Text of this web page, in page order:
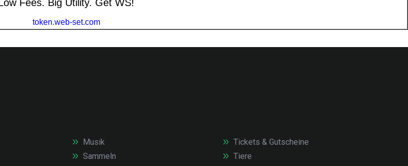
Musik
Sammeln
Tickets & Gutscheine
Tiere